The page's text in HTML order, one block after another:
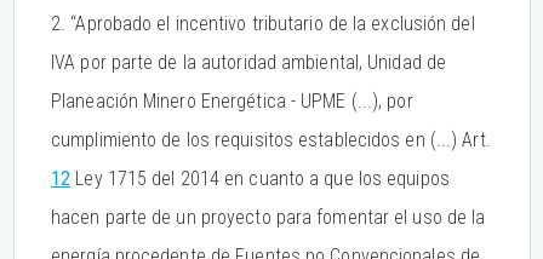
2. “Aprobado el incentivo tributario de la exclusión del
IVA por parte de la autoridad ambiental, Unidad de
Planeación Minero Energética - UPME (...), por
cumplimiento de los requisitos establecidos en (...) Art.
12 Ley 1715 del 2014 en cuanto a que los equipos
hacen parte de un proyecto para fomentar el uso de la